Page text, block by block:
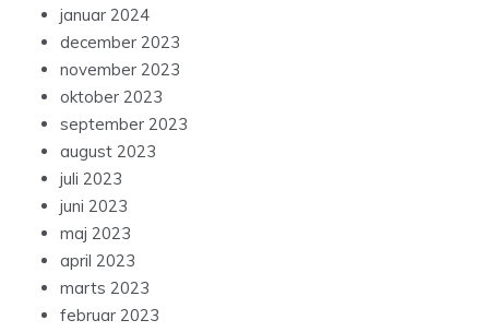
januar 2024
december 2023
november 2023
oktober 2023
september 2023
august 2023
juli 2023
juni 2023
maj 2023
april 2023
marts 2023
februar 2023